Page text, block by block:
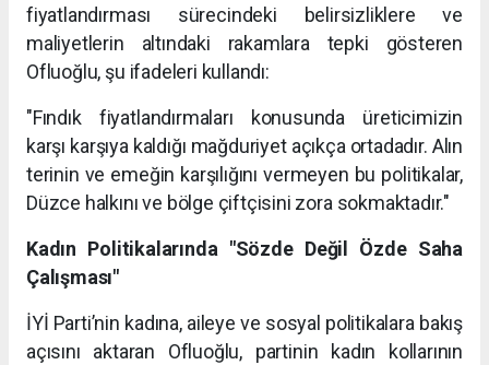
fiyatlandırması sürecindeki belirsizliklere ve
maliyetlerin altındaki rakamlara tepki gösteren
Ofluoğlu, şu ifadeleri kullandı:
"Fındık fiyatlandırmaları konusunda üreticimizin
karşı karşıya kaldığı mağduriyet açıkça ortadadır. Alın
terinin ve emeğin karşılığını vermeyen bu politikalar,
Düzce halkını ve bölge çiftçisini zora sokmaktadır."
Kadın Politikalarında "Sözde Değil Özde Saha
Çalışması"
İYİ Parti’nin kadına, aileye ve sosyal politikalara bakış
açısını aktaran Ofluoğlu, partinin kadın kollarının